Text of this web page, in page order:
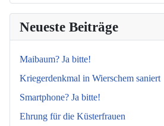
Neueste Beiträge
Maibaum? Ja bitte!
Kriegerdenkmal in Wierschem saniert
Smartphone? Ja bitte!
Ehrung für die Küsterfrauen